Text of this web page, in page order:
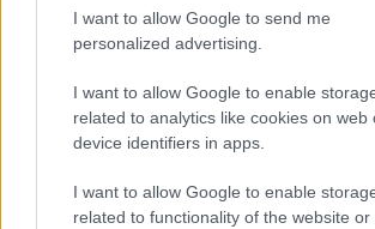
I want to allow Google to send me
personalized advertising.
I want to allow Google to enable
related to analytics like cookies on web
device identifiers in apps.
I want to allow Google to enable
related to functionality of the website or
HIRDETÉS
HIRDETÉS
LEGOLVASOTTABB